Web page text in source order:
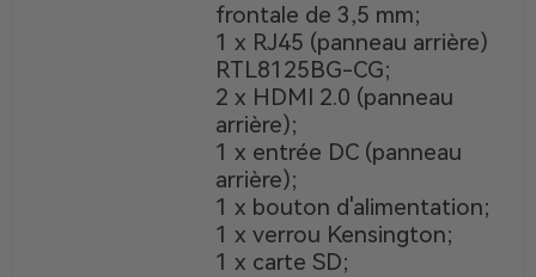
frontale de 3,5 mm;
1 x RJ45 (panneau arrière)
RTL8125BG-CG;
2 x HDMI 2.0 (panneau
arrière);
1 x entrée DC (panneau
arrière);
1 x bouton d'alimentation;
1 x verrou Kensington;
1 x carte SD;